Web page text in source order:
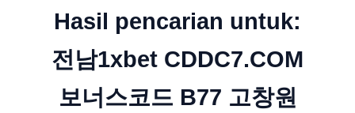
Hasil pencarian untuk:
전남1xbet CDDC7.COM
보너스코드 B77 고창원